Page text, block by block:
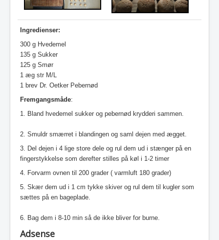
Ingredienser:
300 g Hvedemel
135 g Sukker
125 g Smør
1 æg str M/L
1 brev Dr. Oetker Pebernød
Fremgangsmåde:
1. Bland hvedemel sukker og pebernød krydderi sammen.
2. Smuldr smærret i blandingen og saml dejen med ægget.
3. Del dejen i 4 lige store dele og rul dem ud i stænger på en
fingerstykkelse som derefter stilles på køl i 1-2 timer
4. Forvarm ovnen til 200 grader ( varmluft 180 grader)
5. Skær dem ud i 1 cm tykke skiver og rul dem til kugler som
sættes på en bageplade.
6. Bag dem i 8-10 min så de ikke bliver for burne.
Adsense